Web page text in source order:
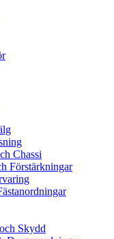
Chassi
Förstärkningar
Skydd